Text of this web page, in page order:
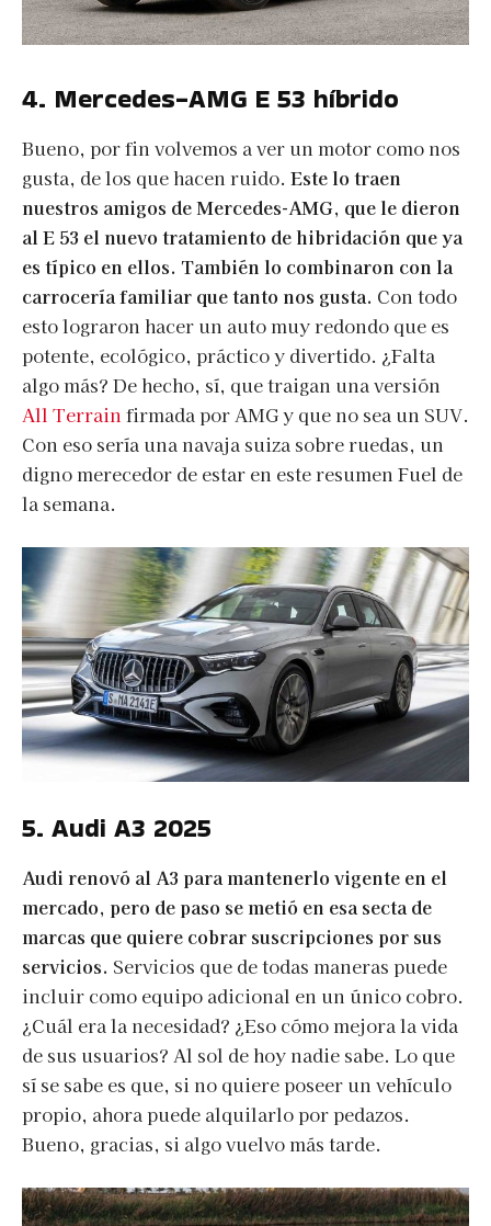
4. Mercedes-AMG E 53 híbrido
Bueno, por fin volvemos a ver un motor como nos
gusta, de los que hacen ruido. Este lo traen
nuestros amigos de Mercedes-AMG, que le dieron
al E 53 el nuevo tratamiento de hibridación que ya
es típico en ellos. También lo combinaron con la
carrocería familiar que tanto nos gusta. Con todo
esto lograron hacer un auto muy redondo que es
potente, ecológico, práctico y divertido. ¿Falta
algo más? De hecho, sí, que traigan una versión
All Terrain firmada por AMG y que no sea un SUV.
Con eso sería una navaja suiza sobre ruedas, un
digno merecedor de estar en este resumen Fuel de
la semana.
5. Audi A3 2025
Audi renovó al A3 para mantenerlo vigente en el
mercado, pero de paso se metió en esa secta de
marcas que quiere cobrar suscripciones por sus
servicios. Servicios que de todas maneras puede
incluir como equipo adicional en un único cobro.
¿Cuál era la necesidad? ¿Eso cómo mejora la vida
de sus usuarios? Al sol de hoy nadie sabe. Lo que
sí se sabe es que, si no quiere poseer un vehículo
propio, ahora puede alquilarlo por pedazos.
Bueno, gracias, si algo vuelvo más tarde.